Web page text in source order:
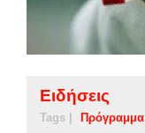
Ειδήσεις
Tags | Πρόγραμμα